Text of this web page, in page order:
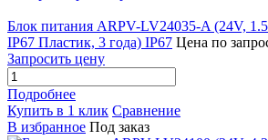
Блок питания ARPV-LV24035-A (24V,
IP67 Пластик, 3 года) IP67 Цена по
Запросить цену
Подробнее
Купить в 1 клик Сравнение
В избранное Под заказ